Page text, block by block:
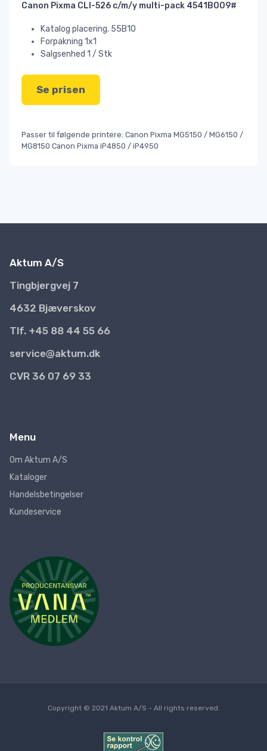
Canon Pixma CLI-526 c/m/y multi-pack 4541B009#
Katalog placering. 55B10
Forpakning 1x1
Salgsenhed 1 / Stk
Se prisen
Passer til følgende printere: Canon Pixma MG5150 / MG6150 /
MG8150 Canon Pixma iP4850 / iP4950
Aktum A/S
Tingbjergvej 7
4632 Bjæverskov
Tlf. +45 88 44 55 66
service@aktum.dk
CVR 36 07 69 33
Menu
Om Aktum A/S
Kataloger
Handelsbetingelser
Kundeservice
Copyright © 2021 Aktum A/S - All rights reserved.